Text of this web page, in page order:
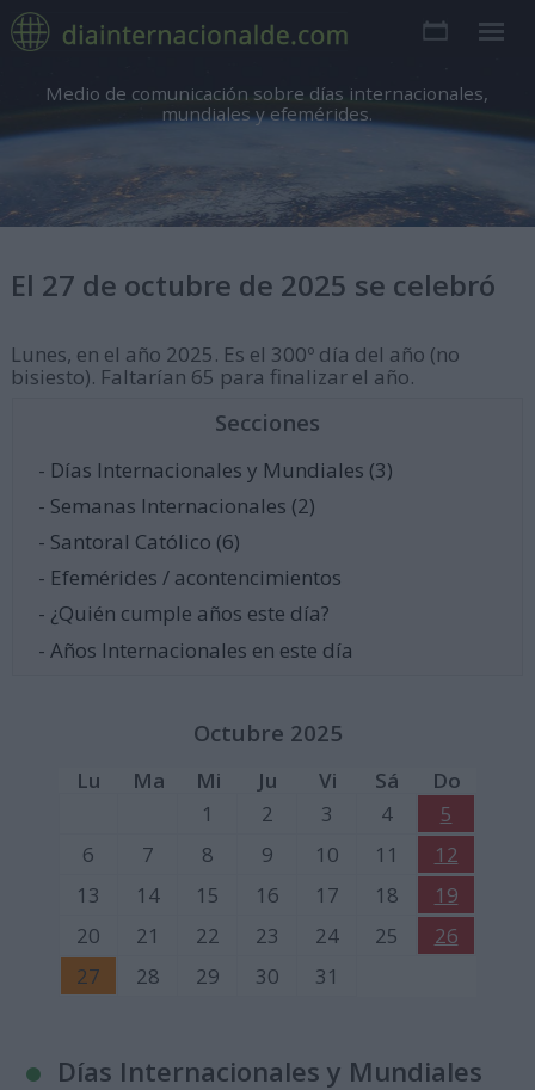
Medio de comunicación sobre días internacionales,
mundiales y efemérides.
El 27 de octubre de 2025 se celebró
Lunes, en el año 2025. Es el 300º día del año (no
bisiesto). Faltarían 65 para finalizar el año.
Secciones
- Días Internacionales y Mundiales (3)
- Semanas Internacionales (2)
- Santoral Católico (6)
- Efemérides / acontencimientos
- ¿Quién cumple años este día?
- Años Internacionales en este día
Octubre 2025
Lu Ma Mi Ju Vi Sá
Do
1
2 3 4
5
6
7 8 9 10 11
12
13
14 15 16 17 18
19
20
21 22 23 24 25
26
27
28 29 30 31
Días Internacionales y Mundiales